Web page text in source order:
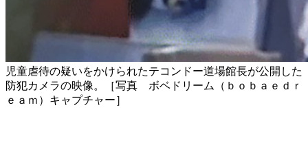
児童虐待の疑いをかけられたテコンドー道場館長が公開した
防犯カメラの映像。［写真 ボベドリーム（ｂｏｂａｅｄｒ
ｅａｍ）キャプチャー］